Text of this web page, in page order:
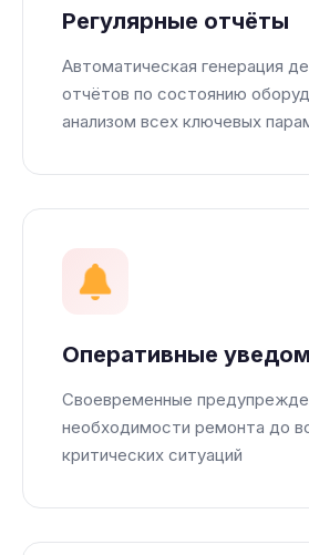
Регулярные отчёты
Автоматическая генерация
отчётов по состоянию
анализом всех ключевых
Оперативные
Своевременные
необходимости ремонта до
критических ситуаций